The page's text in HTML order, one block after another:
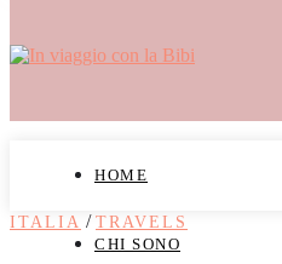
HOME
CHI SONO
ITALIA / TRAVELS